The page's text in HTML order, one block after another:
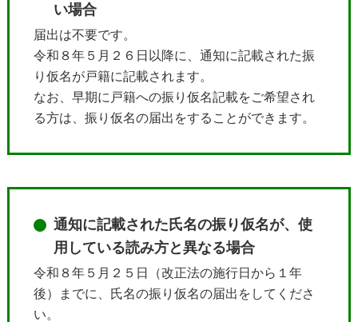
い場合
届出は不要です。
令和８年５月２６日以降に、通知に記載された振
り仮名が戸籍に記載されます。
なお、早期に戸籍への振り仮名記載をご希望され
る方は、振り仮名の届出をすることができます。
通知に記載された氏名の振り仮名が、使
用している読み方と異なる場合
令和８年５月２５日（改正法の施行日から１年
後）までに、氏名の振り仮名の届出をしてくださ
い。